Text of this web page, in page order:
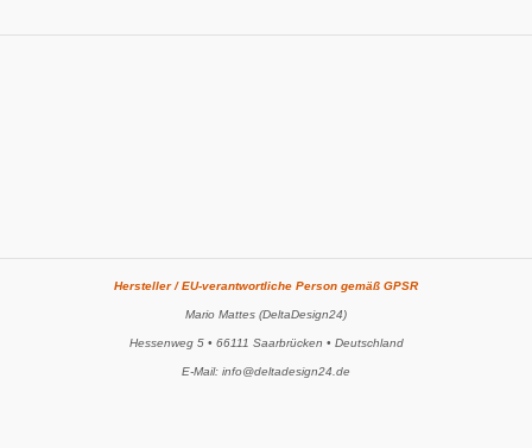
Hersteller / EU-verantwortliche Person gemäß GPSR
Mario Mattes (DeltaDesign24)
Hessenweg 5 • 66111 Saarbrücken • Deutschland
E-Mail: info@deltadesign24.de